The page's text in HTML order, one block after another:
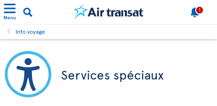
Menu
1
Info voyage
Services spéciaux